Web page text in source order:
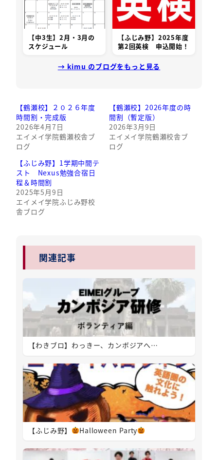
【中3生】2月・3月の
スケジュール
【ふじみ野】2025年度
第2回英検 申込開始！
→ kimu のブログをもっと見る
【鶴瀬校】２０２６年度
時間割・完成版
2026年4月7日
エイメイ学院鶴瀬校舎ブ
ログ
【鶴瀬校】2026年度の時
間割（暫定版）
2026年3月9日
エイメイ学院鶴瀬校舎ブ
ログ
【ふじみ野】1学期中間テ
スト Nexus勉強合宿日
程＆時間割
2025年5月9日
エイメイ学院ふじみ野校
舎ブログ
関連記事
【わきブロ】わっきー、カンボジアへ…
【ふじみ野】 Halloween Party